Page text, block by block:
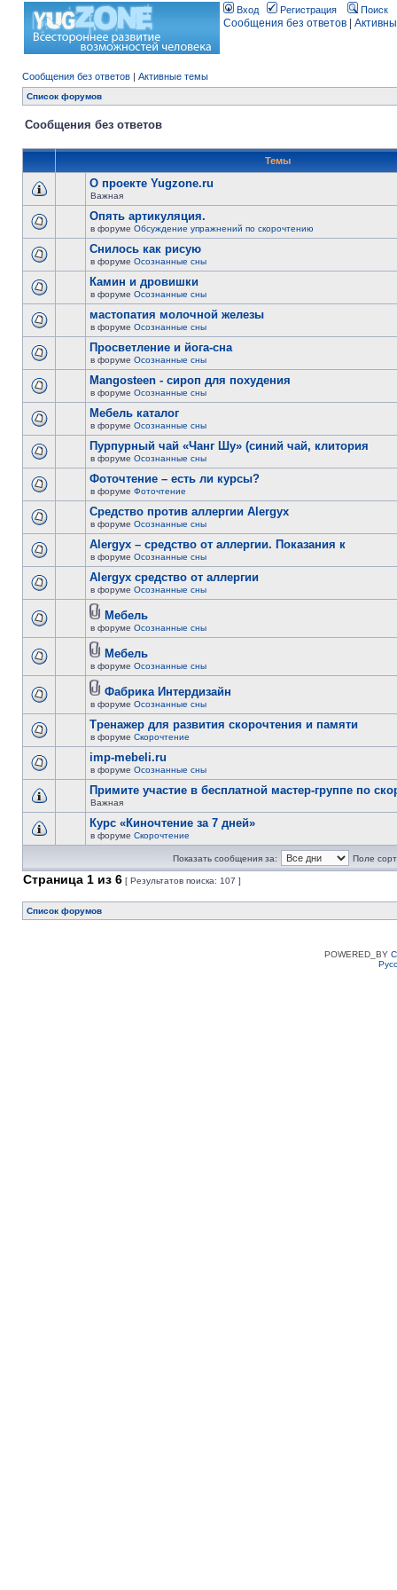
Вход Регистрация Поиск
Сообщения без ответов
Сообщения без ответов | Активные темы
Список форумов
Сообщения без ответов
Темы
О проекте Yugzone.ru
Важная
Опять артикуляция.
в форуме Обсуждение упражнений по скорочтению
Снилось как рисую
в форуме Осознанные сны
Камин и дровишки
в форуме Осознанные сны
мастопатия молочной железы
в форуме Осознанные сны
Просветление и йога-сна
в форуме Осознанные сны
Mangosteen - сироп для похудения
в форуме Осознанные сны
Мебель каталог
в форуме Осознанные сны
Пурпурный чай «Чанг Шу» (синий чай, клитория
в форуме Осознанные сны
Фоточтение – есть ли курсы?
в форуме Фоточтение
Cредство против аллергии Alergyx
в форуме Осознанные сны
Alergyx – средство от аллергии. Показания к
в форуме Осознанные сны
Alergyx средство от аллергии
в форуме Осознанные сны
Мебель
в форуме Осознанные сны
Мебель
в форуме Осознанные сны
Фабрика Интердизайн
в форуме Осознанные сны
Тренажер для развития скорочтения и памяти
в форуме Скорочтение
imp-mebeli.ru
в форуме Осознанные сны
Примите участие в бесплатной мастер-группе по
Важная
Курс «Киночтение за 7 дней»
в форуме Скорочтение
Показать сообщения за: Поле
Страница 1 из 6 [ Результатов поиска: 107 ]
Список форумов
POWERED_BY